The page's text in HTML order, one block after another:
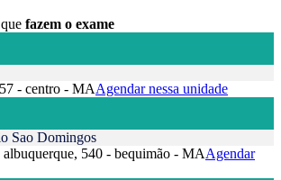
fazem o exame
- centro - MAAgendar nessa unidade
Sao Domingos
540 - bequimão - MAAgendar